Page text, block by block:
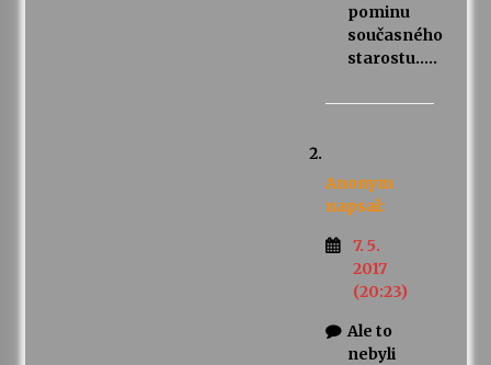
pominu
současného
starostu…..
Anonym
napsal:
7. 5.
2017
(20:23)
Ale to
nebyli